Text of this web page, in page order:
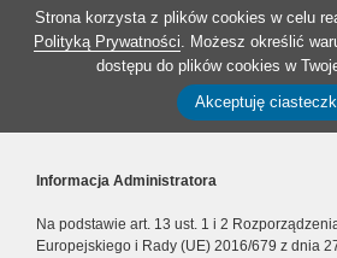
Strona korzysta z plików cookies w celu
Polityką Prywatności. Możesz określić
dostępu do plików cookies w
Akceptuję
Informacja Administratora
Na podstawie art. 13 ust. 1 i 2
Europejskiego i Rady (UE) 2016/679 z dnia